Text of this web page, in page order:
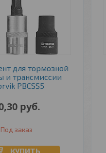
для тормозной
и трансмиссии
PBCSS5
руб.
Под заказ
КУПИТЬ